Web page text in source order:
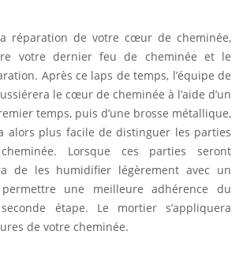
réparation de votre cœur de cheminée,
votre dernier feu de cheminée et le
Après ce laps de temps, l’équipe de
le cœur de cheminée à l’aide d’un
temps, puis d’une brosse métallique,
alors plus facile de distinguer les parties
Lorsque ces parties seront
de les humidifier légèrement avec un
une meilleure adhérence du
étape. Le mortier s’appliquera
de votre cheminée.